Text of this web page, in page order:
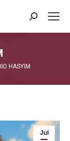
Search:
HASYIM
Jul